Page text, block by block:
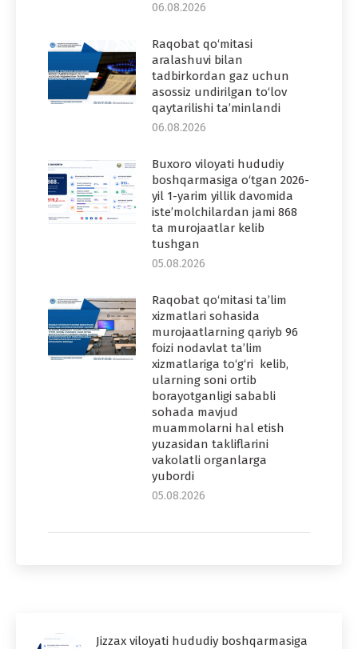
06.08.2026
Raqobat qo‘mitasi
aralashuvi bilan
tadbirkordan gaz uchun
asossiz undirilgan to‘lov
qaytarilishi ta’minlandi
06.08.2026
Buxoro viloyati hududiy
boshqarmasiga o‘tgan 2026-
yil 1-yarim yillik davomida
iste’molchilardan jami 868
ta murojaatlar kelib
tushgan
05.08.2026
Raqobat qo‘mitasi ta’lim
xizmatlari sohasida
murojaatlarning qariyb 96
foizi nodavlat ta’lim
xizmatlariga to‘g‘ri kelib,
ularning soni ortib
borayotganligi sababli
sohada mavjud
muammolarni hal etish
yuzasidan takliflarini
vakolatli organlarga
yubordi
05.08.2026
Jizzax viloyati hududiy boshqarmasiga